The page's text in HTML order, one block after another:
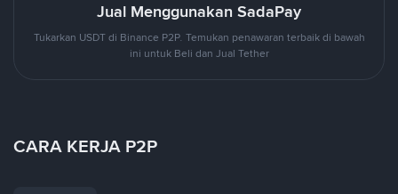
Jual Menggunakan SadaPay
Tukarkan USDT di Binance P2P. Temukan penawaran terbaik di bawah
ini untuk Beli dan Jual Tether
CARA KERJA P2P